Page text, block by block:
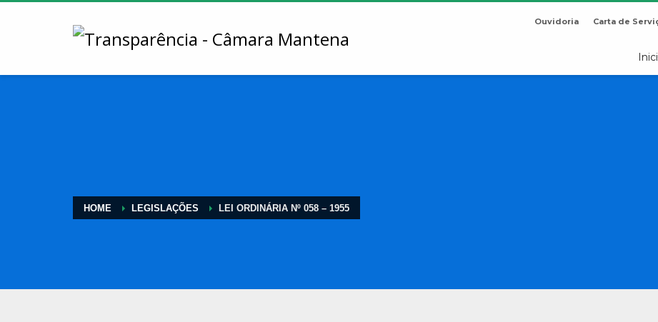
Ouvidoria Carta de
HOME LEGISLAÇÕES LEI ORDINÁRIA Nº 058 – 1955